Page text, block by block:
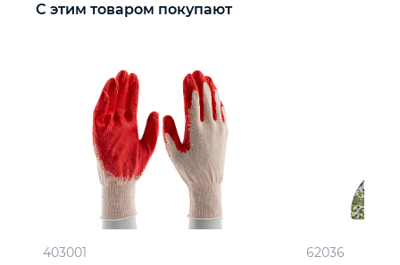
Прочий инструмент
С этим товаром покупают
403001
62036